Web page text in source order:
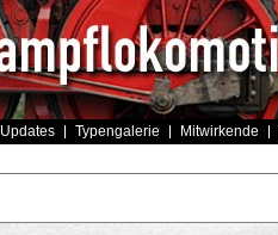
Updates Typengalerie Mitwirkende